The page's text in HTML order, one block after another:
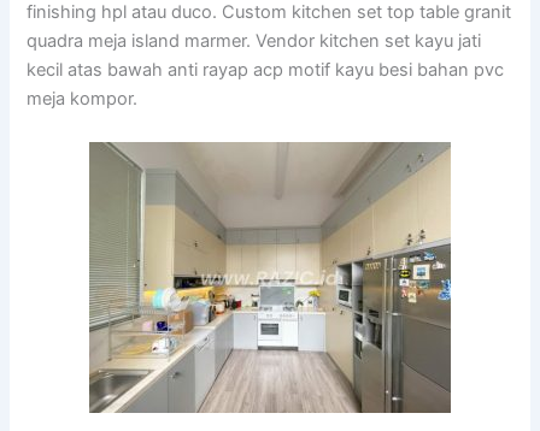
finishing hpl atau duco. Custom kitchen set top table granit
quadra meja island marmer. Vendor kitchen set kayu jati
kecil atas bawah anti rayap acp motif kayu besi bahan pvc
meja kompor.